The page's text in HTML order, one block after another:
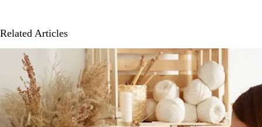
Related Articles